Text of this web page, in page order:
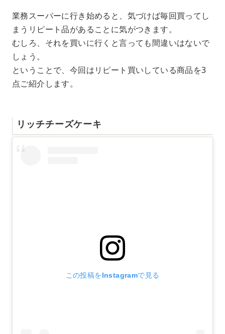
業務スーパーに行き始めると、気づけば毎回買ってし
まうリピート品があることに気がつきます。
むしろ、それを買いに行くと言っても間違いはないで
しょう。
ということで、今回はリピート買いしている商品を3
点ご紹介します。
リッチチーズケーキ
この投稿をInstagramで見る